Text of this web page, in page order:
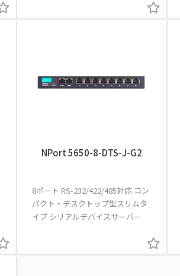
NPort 5650-8-DTS-J-G2
8ポート RS-232/422/485対応 コン
パクト・デスクトップ型スリムタ
イプ シリアルデバイスサーバー